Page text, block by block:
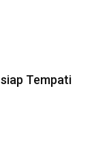
Tempati